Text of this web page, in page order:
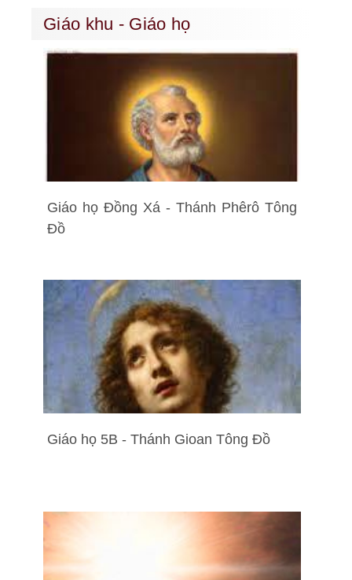
Giáo khu - Giáo họ
Giáo họ Đồng Xá - Thánh Phêrô Tông
Đồ
Giáo họ 5B - Thánh Gioan Tông Đồ